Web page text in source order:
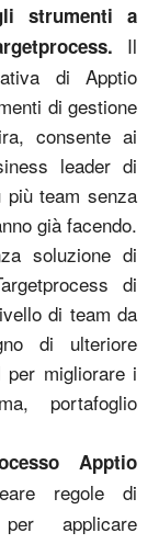
strumenti a
Il
di Apptio
di gestione
consente ai
leader di
più team senza
già facendo.
soluzione di
di
di team da
di ulteriore
per migliorare i
portafoglio
Apptio
regole di
applicare